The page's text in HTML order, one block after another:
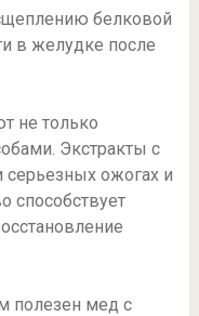
белковой
в желудке после
не только
Экстракты с
ожогах и
способствует
полезен мед с